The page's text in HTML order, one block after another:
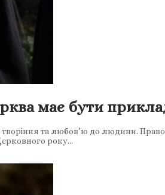
має бути
та любов’ю до людини.
року…